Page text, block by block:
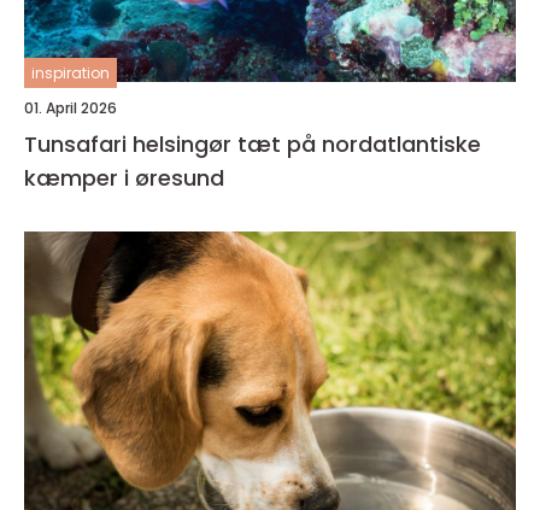
inspiration
01. April 2026
Tunsafari helsingør tæt på nordatlantiske
kæmper i øresund